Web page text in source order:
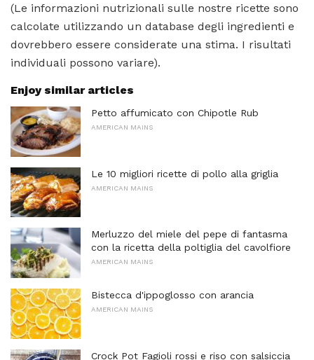
(Le informazioni nutrizionali sulle nostre ricette sono
calcolate utilizzando un database degli ingredienti e
dovrebbero essere considerate una stima. I risultati
individuali possono variare).
Enjoy similar articles
Petto affumicato con Chipotle Rub
AMERICAN MAINS
Le 10 migliori ricette di pollo alla griglia
AMERICAN MAINS
Merluzzo del miele del pepe di fantasma
con la ricetta della poltiglia del cavolfiore
AMERICAN MAINS
Bistecca d'ippoglosso con arancia
AMERICAN MAINS
Crock Pot Fagioli rossi e riso con salsiccia